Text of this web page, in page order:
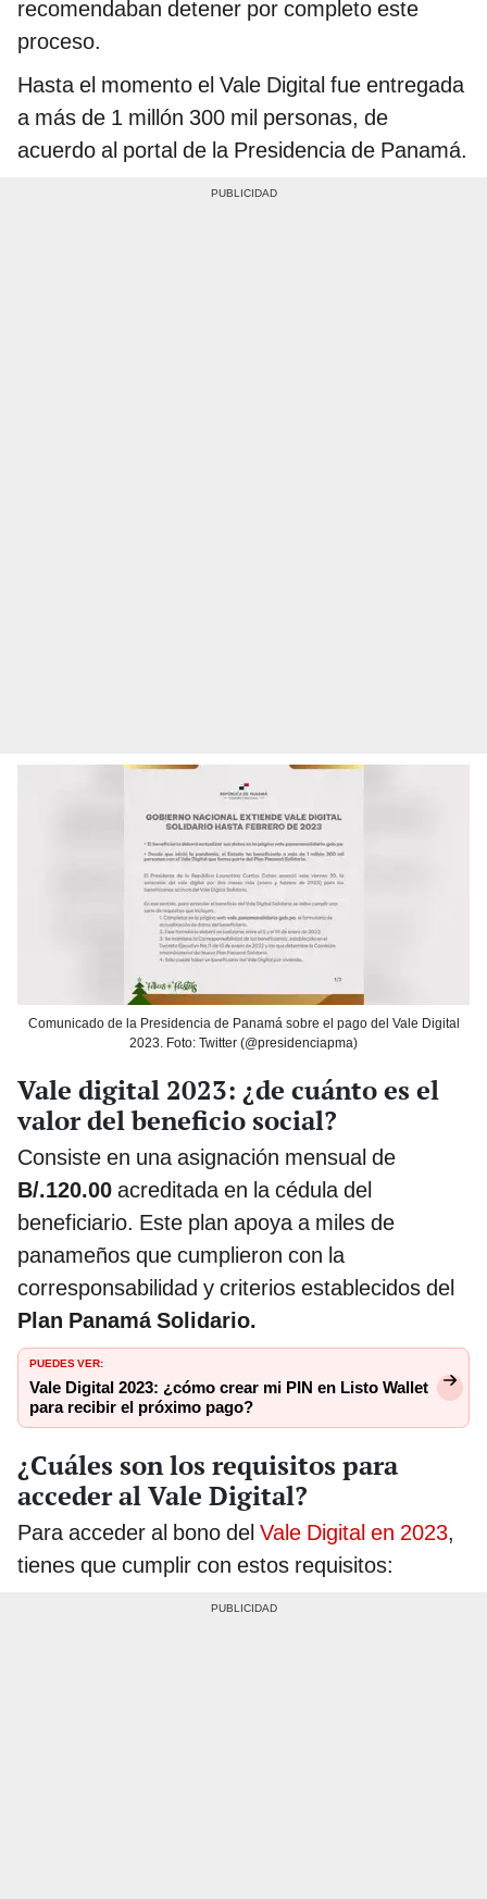
recomendaban detener por completo este
proceso.
Hasta el momento el Vale Digital fue entregada
a más de 1 millón 300 mil personas, de
acuerdo al portal de la Presidencia de Panamá.
Comunicado de la Presidencia de Panamá sobre el pago del Vale Digital
2023. Foto: Twitter (@presidenciapma)
Vale digital 2023: ¿de cuánto es el
valor del beneficio social?
Consiste en una asignación mensual de
B/.120.00 acreditada en la cédula del
beneficiario. Este plan apoya a miles de
panameños que cumplieron con la
corresponsabilidad y criterios establecidos del
Plan Panamá Solidario.
PUEDES VER:
Vale Digital 2023: ¿cómo crear mi PIN en Listo Wallet
para recibir el próximo pago?
¿Cuáles son los requisitos para
acceder al Vale Digital?
Para acceder al bono del Vale Digital en 2023,
tienes que cumplir con estos requisitos: